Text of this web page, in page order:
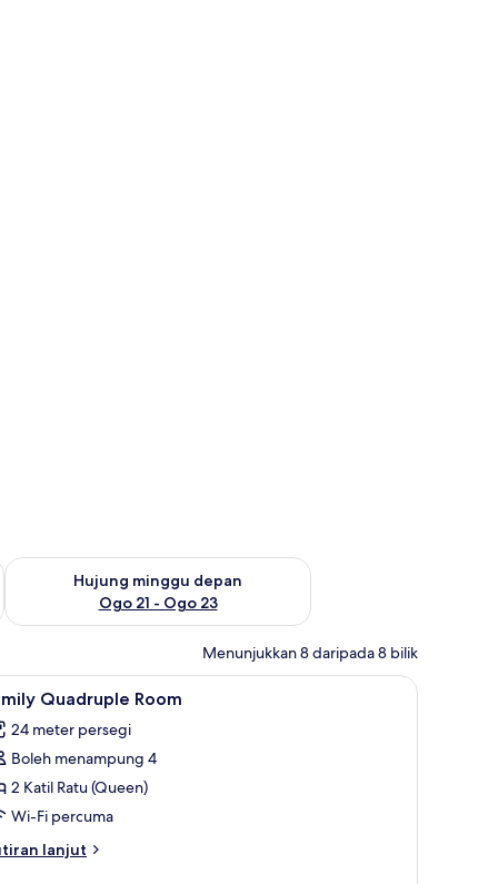
ini Ogo 14 - Ogo 16
Hujung minggu depan
Ogo 21 - Ogo 23
Semak ketersediaan untuk hujung minggu depan Ogo 21 -
Menunjukkan 8 daripada 8 bilik
tirai gelap terus Family Quadruple Room | Bar mini, peti
13 Quadruple Room
24 meter persegi
Boleh menampung 4
2 Katil Ratu (Queen)
Wi-Fi percuma
lanjut